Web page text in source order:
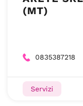
(MT)
0835387218
Servizi